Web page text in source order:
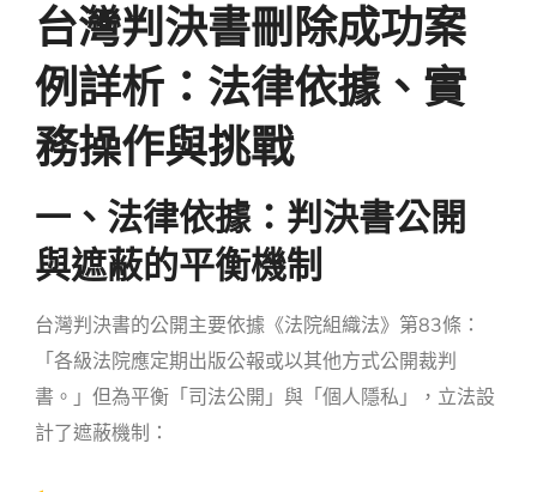
台灣判決書刪除成功案
例詳析：法律依據、實
務操作與挑戰
一、法律依據：判決書公開
與遮蔽的平衡機制
台灣判決書的公開主要依據《法院組織法》第83條：
「各級法院應定期出版公報或以其他方式公開裁判
書。」但為平衡「司法公開」與「個人隱私」，立法設
計了遮蔽機制：